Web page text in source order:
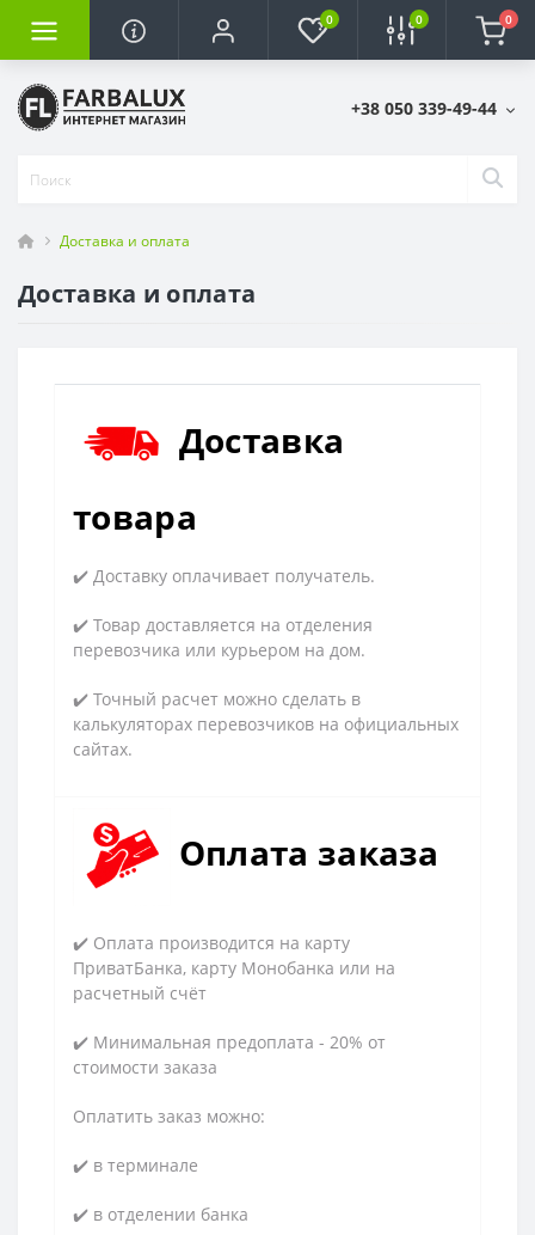
0 0 0
+38 050 339-49-44
Доставка и оплата
Доставка и оплата
Доставка
товара
✔️ Доставку оплачивает получатель.
✔️ Товар доставляется на отделения
перевозчика или курьером на дом.
✔️ Точный расчет можно сделать в
калькуляторах перевозчиков на официальных
сайтах.
Оплата заказа
✔️ Оплата производится на карту
ПриватБанка, карту Монобанка или на
расчетный счёт
✔️ Минимальная предоплата - 20% от
стоимости заказа
Оплатить заказ можно:
✔️ в терминале
✔️ в отделении банка